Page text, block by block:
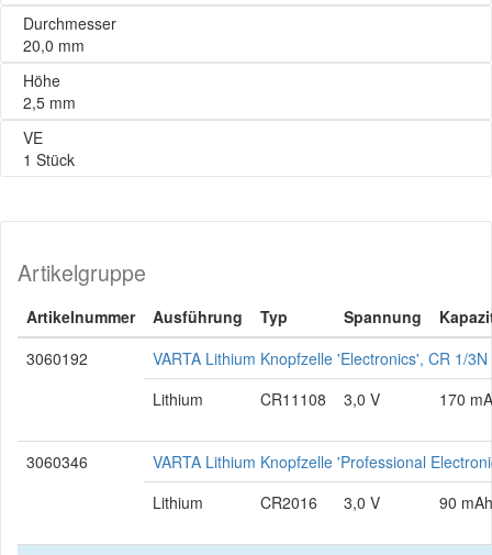
Durchmesser
20,0 mm
Höhe
2,5 mm
VE
1 Stück
Artikelgruppe
Artikelnummer Ausführung Typ Spannung
3060192
VARTA Lithium Knopfzelle 'Electronics', CR 1/
Lithium
CR11108 3,0 V 170
3060346
VARTA Lithium Knopfzelle 'Professional
Lithium
CR2016 3,0 V 90 mAh